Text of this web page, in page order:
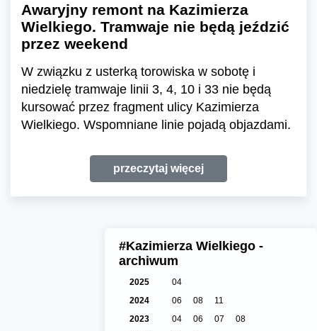
Awaryjny remont na Kazimierza
Wielkiego. Tramwaje nie będą jeździć
przez weekend
W związku z usterką torowiska w sobotę i
niedzielę tramwaje linii 3, 4, 10 i 33 nie będą
kursować przez fragment ulicy Kazimierza
Wielkiego. Wspomniane linie pojadą objazdami.
przeczytaj więcej
#Kazimierza Wielkiego -
archiwum
2025
04
2024
06 08
11
2023
04 06 07
08